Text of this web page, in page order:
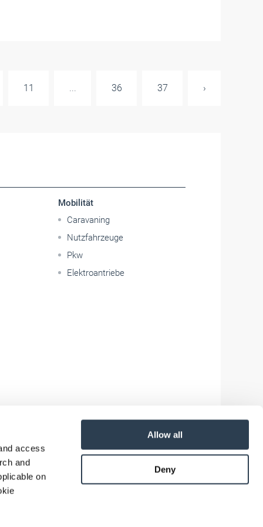
access
and
on
Allow all
Deny
11 ... 36 37 ›
Mobilität
Caravaning
Nutzfahrzeuge
Pkw
Elektroantriebe